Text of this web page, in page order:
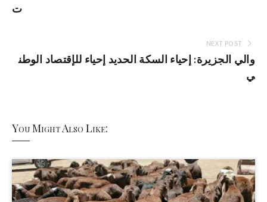
ت
NEXT POST
والي الجزيرة: إحياء السكة الحديد إحياء للإقتصاد الوطن
ي
You Might Also Like: